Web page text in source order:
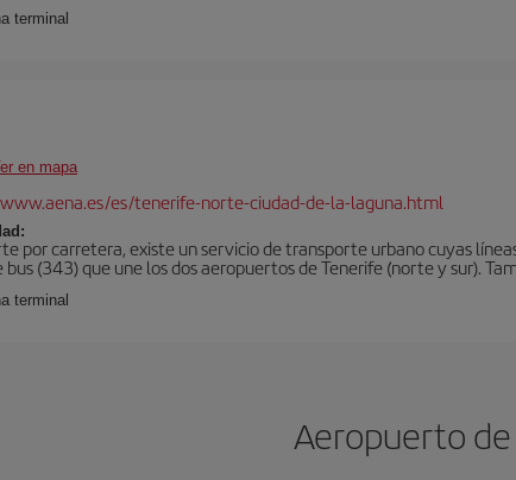
terminal
en mapa
es/tenerife-norte-ciudad-de-la-laguna.html
por carretera, existe un servicio de transporte urbano cuyas
bus (343) que une los dos aeropuertos de Tenerife (norte y sur).
terminal
Aeropuerto